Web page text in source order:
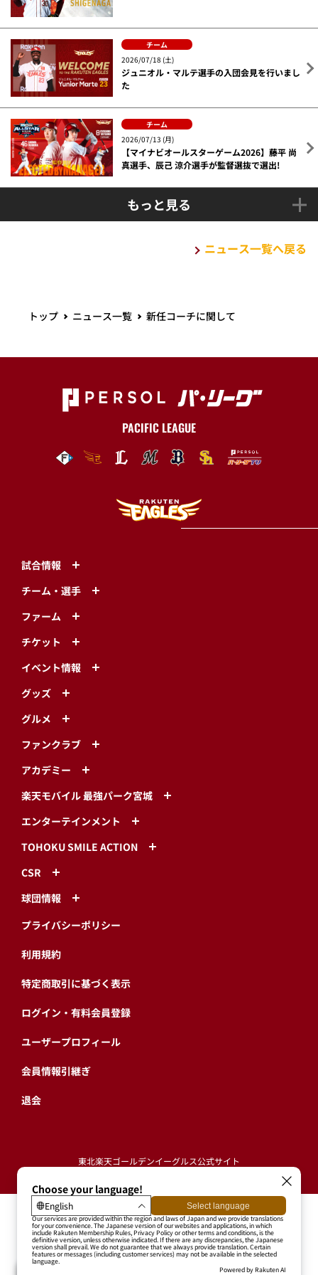
チーム
2026/07/18 (土)
ジュニオル・マルテ選手の入団会見を行いまし
た
チーム
2026/07/13 (月)
【マイナビオールスターゲーム2026】藤平 尚
真選手、辰己 涼介選手が監督選抜で選出!
もっと見る
ニュース一覧へ戻る
トップ ニュース一覧 新任コーチに関して
PACIFIC LEAGUE
試合情報
チーム・選手
ファーム
チケット
イベント情報
グッズ
グルメ
ファンクラブ
アカデミー
楽天モバイル 最強パーク宮城
エンターテインメント
TOHOKU SMILE ACTION
CSR
球団情報
プライバシーポリシー
利用規約
特定商取引に基づく表示
ログイン・有料会員登録
ユーザープロフィール
会員情報引継ぎ
退会
東北楽天ゴールデンイーグルス公式サイト